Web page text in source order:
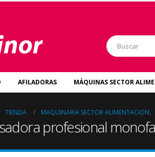
AFILADORAS MÁQUINAS SECTOR
TIENDA MAQUINARIA SECTOR ALIMENTACION,
profesional